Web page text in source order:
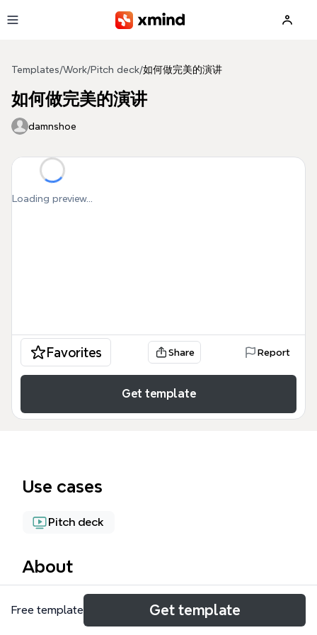
Templates/Work/Pitch deck/如何做完美的演讲
如何做完美的演讲
damnshoe
Loading preview...
Favorites Share Report
Get template
Use cases
Pitch deck
About
《如何做完美的演讲》思维导图模板由59个节点构
成，覆盖从演讲稿书写技巧到现场表现的完整演讲流
Free template Get template